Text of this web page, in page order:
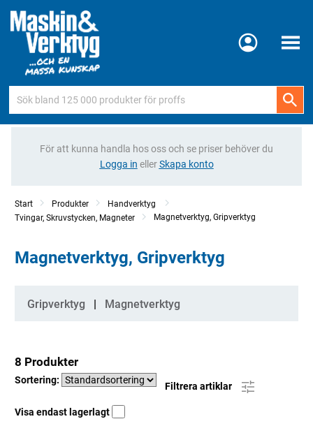
Meny
För att kunna handla hos oss och se priser behöver du
Logga in ellerSkapa konto
Start Produkter
Handverktyg
Tvingar, Skruvstycken, Magneter
Magnetverktyg, Gripverktyg
Magnetverktyg, Gripverktyg
Kategorier
Gripverktyg Magnetverktyg
8 Produkter
Sortering:
Filtrera artiklar
Visa endast lagerlagt